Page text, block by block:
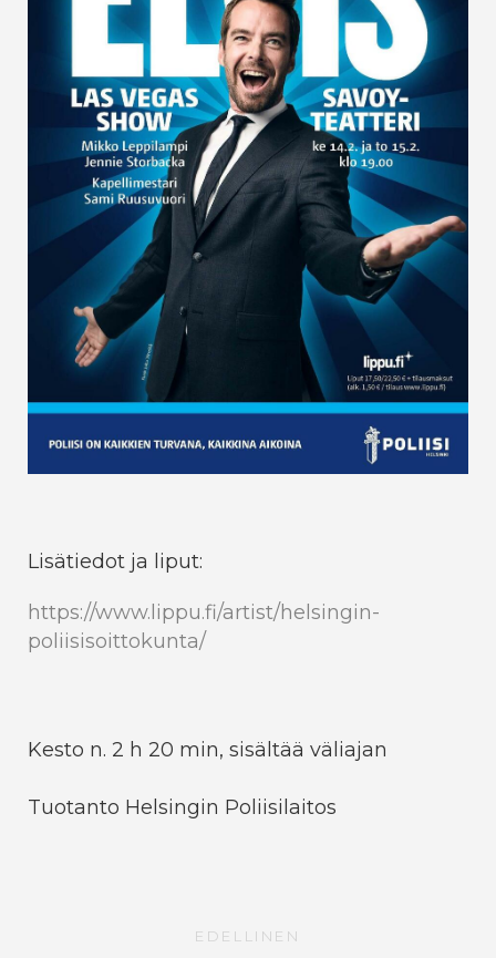
Lisätiedot ja liput:
https://www.lippu.fi/artist/helsingin-
poliisisoittokunta/
Kesto n. 2 h 20 min, sisältää väliajan
Tuotanto Helsingin Poliisilaitos
EDELLINEN